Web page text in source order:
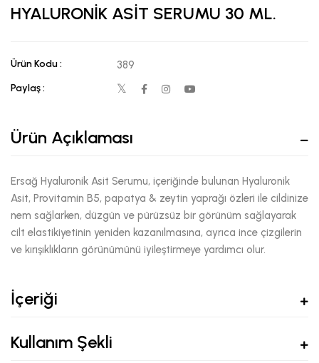
HYALURONİK ASİT SERUMU 30 ML.
Ürün Kodu : 389
Paylaş :
Ürün Açıklaması
Ersağ Hyaluronik Asit Serumu, içeriğinde bulunan Hyaluronik
Asit, Provitamin B5, papatya & zeytin yaprağı özleri ile cildinize
nem sağlarken, düzgün ve pürüzsüz bir görünüm sağlayarak
cilt elastikiyetinin yeniden kazanılmasına, ayrıca ince çizgilerin
ve kırışıklıkların görünümünü iyileştirmeye yardımcı olur.
İçeriği
Kullanım Şekli